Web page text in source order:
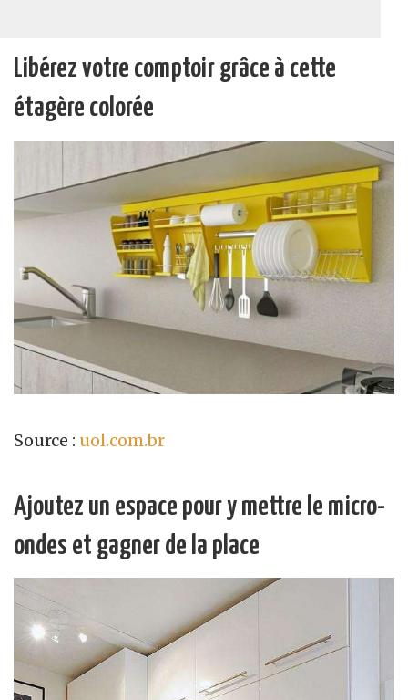
Libérez votre comptoir grâce à cette
étagère colorée
Source : uol.com.br
Ajoutez un espace pour y mettre le micro-
ondes et gagner de la place